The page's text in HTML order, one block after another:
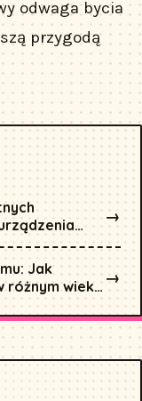
odwaga bycia
przygodą
notatki?
→
Jak
różnym wieku
→